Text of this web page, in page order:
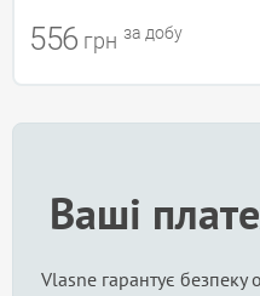
556 грн за добу
Ваші
Vlasne гарантує